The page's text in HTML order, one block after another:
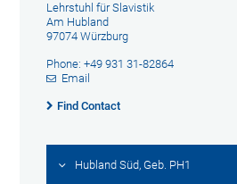
Lehrstuhl für Slavistik
Am Hubland
97074 Würzburg
Phone: +49 931 31-82864
Email
Find Contact
Hubland Süd, Geb. PH1